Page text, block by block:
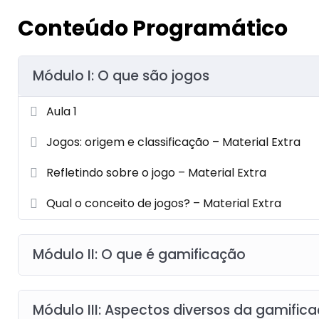
Conteúdo Programático
Módulo I: O que são jogos
Aula 1
Jogos: origem e classificação – Material Extra
Refletindo sobre o jogo – Material Extra
Qual o conceito de jogos? – Material Extra
Módulo II: O que é gamificação
Módulo III: Aspectos diversos da